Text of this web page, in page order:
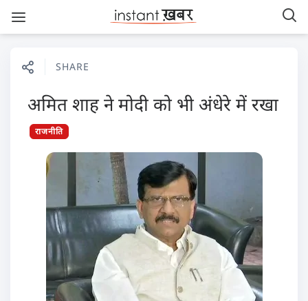
SHARE
अमित शाह ने मोदी को भी अंधेरे में रखा
राजनीति